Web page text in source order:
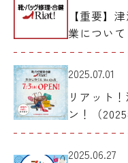
【重要】
業について
2025.07.01
リアット
ン！（
2025.06.27